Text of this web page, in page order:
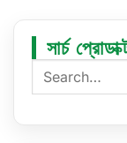
সার্চ